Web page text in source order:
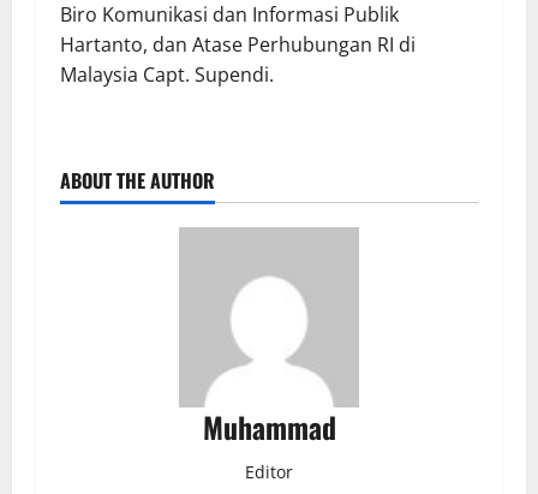
Biro Komunikasi dan Informasi Publik
Hartanto, dan Atase Perhubungan RI di
Malaysia Capt. Supendi.
ABOUT THE AUTHOR
Muhammad
Editor